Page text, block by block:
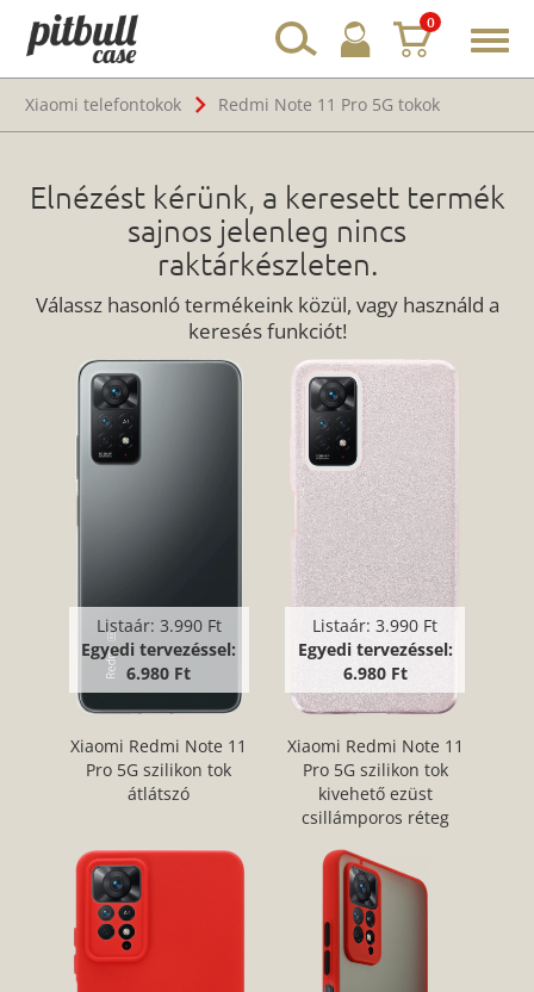
0
Xiaomi telefontokok
Redmi Note 11 Pro 5G tokok
Elnézést kérünk, a keresett termék
sajnos jelenleg nincs
raktárkészleten.
Válassz hasonló termékeink közül, vagy használd a
keresés funkciót!
Listaár: 3.990 Ft
Egyedi tervezéssel:
6.980 Ft
Xiaomi Redmi Note 11
Pro 5G szilikon tok
átlátszó
Listaár:3.990 Ft
Egyedi tervezéssel:
6.980 Ft
Xiaomi Redmi Note 11
Pro 5G szilikon tok
kivehető ezüst
csillámporos réteg